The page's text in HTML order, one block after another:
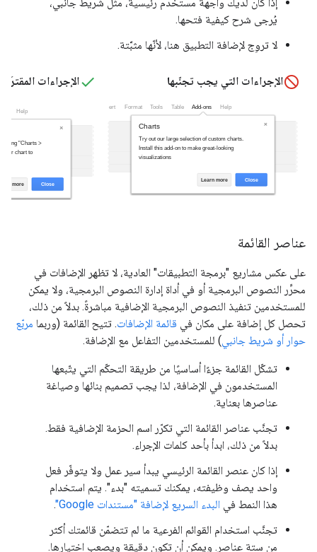
يُرجى شرح كيفية فتحها.
لا تروِج لإضافة التطبيق هنا، لأنّها مثبَّتة.
الإجراءات التي يجب تجنّبها الإجراءات
عناصر القائمة
على عكس مشاريع "برمجة التطبيقات" العادية، لا تظهر الإضافات في
محرِّر النصوص البرمجية أو في أداة إدارة النصوص البرمجية، ولا يمكن
للمستخدمين تنفيذ النصوص البرمجية الإضافية مباشرةً. بدلاً من ذلك،
تحصل كل إضافة على مكان في قائمة الإضافات. تتيح القائمة (وربما مربّع
حوار أو شريط جانبي) للمستخدمين التفاعل مع الإضافة.
تشكّل القائمة جزءًا أساسيًا من طريقة التحكّم التي يتّبعها
المستخدمون في الإضافة، لذا يجب تصميم بنائها وصياغة
عناصرها بعناية.
تجنَّب عناصر القائمة التي تكرّر اسم الحزمة الإضافية فقط.
بدلاً من ذلك، ابدأ بأحد كلمات الإجراء.
إذا كان عنصر القائمة الرئيسي يبدأ سير عمل ولا يتوفّر فعل
واحد يصف وظيفته، يمكنك تسميته "بدء". يتم استخدام
هذا النمط في البدء السريع لإضافة "مستندات Google"
.
تجنَّب استخدام القوائم الفرعية ما لم تتضمّن قائمتك أكثر
من ستة عناصر. ويمكن أن تكون دقيقة ويصعب اختيارها.